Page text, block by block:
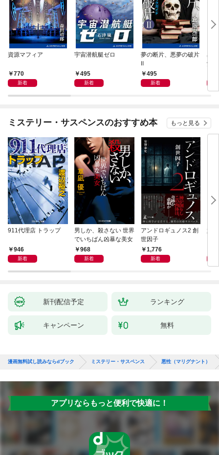
資源マフィア
770
新着
宇宙潜航艇ゼロ
495
新着
夢の断片、悪夢の破片
Ⅱ
495
新着
星
覚
ミステリー・サスペンスのおすすめ本 もっと見る
911代理店 トラップ
946
新着
男しか、殺さない 世界
でいちばん凶暴な美女
968
新着
アンドロギュノス2 創
世因子
1,776
新着
姐
新刊配信予定 ランキング
キャンペーン 無料
漫画無料試し読みならdブック ミステリー・サスペンス 悪性（マリグナント）
アプリならもっと便利で快適に！